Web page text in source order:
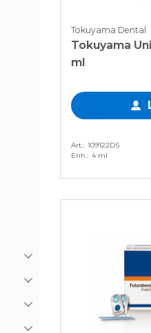
Tokuyama Dental
Tokuyama
ml
Art. 109122DS
Enh. 4 ml